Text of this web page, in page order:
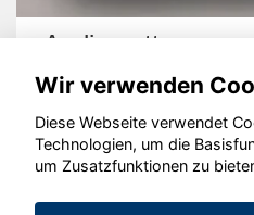
Audi quattro
© konjunkturmotor.de
Wir verwenden
Diese Webseite verwendet
Technologien, um die
um Zusatzfunktionen zu